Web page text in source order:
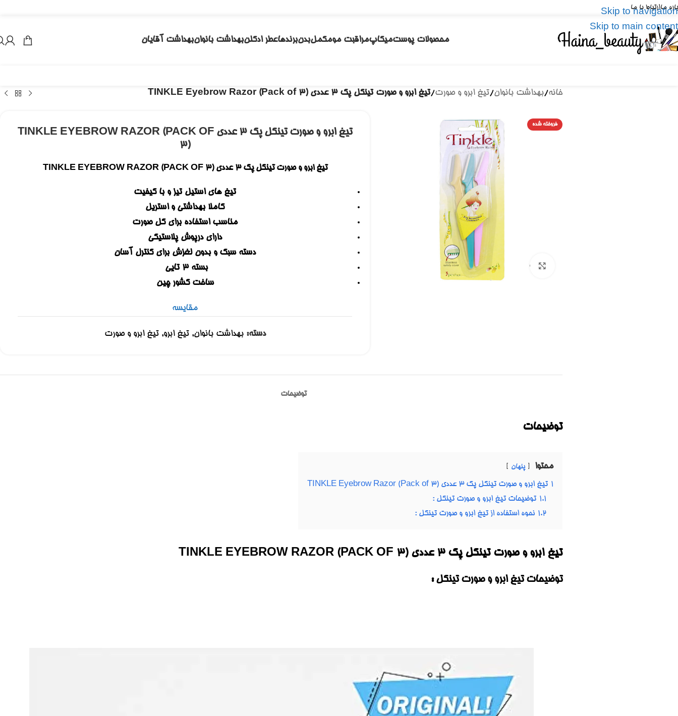
Skip to navigation
Skip to main content
ماارتباط با ما
محصولات پوستمیکاپمراقبت مومکملبدنبرندهاعطر ادکلنبهداشت بانوانبهداشت آقایان
خانه/بهداشت بانوان/تیغ ابرو و صورت/تیغ ابرو و صورت تینکل پک 3 عددی TINKLE Eyebrow Razor (Pack of 3)
فروخته شده
برای بزرگنمایی کلیک کنید
تیغ ابرو و صورت تینکل پک 3 عددی TINKLE EYEBROW RAZOR (PACK OF
3)
تیغ ابرو و صورت تینکل پک 3 عددی TINKLE EYEBROW RAZOR (PACK OF 3)
تیغ های استیل تیز و با کیفیت
کاملا بهداشتی و استریل
مناسب استفاده برای کل صورت
دارای درپوش پلاستیکی
دسته سبک و بدون لغزش برای کنترل آسان
بسته 3 تایی
ساخت کشور چین
مقایسه
دسته: بهداشت بانوان, تیغ ابرو, تیغ ابرو و صورت
توضیحات
توضیحات
محتوا پنهان
1 تیغ ابرو و صورت تینکل پک 3 عددی TINKLE Eyebrow Razor (Pack of 3)
1.1 توضیحات تیغ ابرو و صورت تینکل :
1.2 نحوه استفاده از تیغ ابرو و صورت تینکل :
تیغ ابرو و صورت تینکل پک 3 عددی TINKLE EYEBROW RAZOR (PACK OF 3)
توضیحات تیغ ابرو و صورت تینکل :